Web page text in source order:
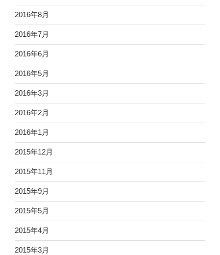
2016年8月
2016年7月
2016年6月
2016年5月
2016年3月
2016年2月
2016年1月
2015年12月
2015年11月
2015年9月
2015年5月
2015年4月
2015年3月